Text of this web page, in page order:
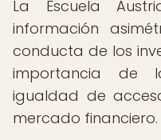
La Escuela
información
conducta de los
importancia de
igualdad de
mercado financiero.